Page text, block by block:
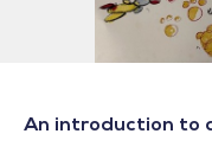
An introduction to